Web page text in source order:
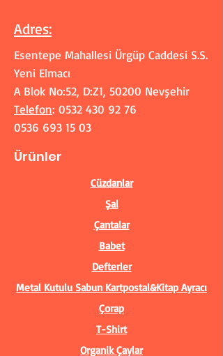
Adres:
Esentepe Mahallesi Ürgüp Caddesi S.S.
Yeni Elmacı
A Blok No:52, D:Z1, 50200 Nevşehir
Telefon: 0532 430 92 76
0536 693 15 03
Ürünler
Cüzdanlar
Şal
Çantalar
Babet
Defterler
Metal Kutulu Sabun Kartpostal&Kitap Ayracı
Çorap
T-Shirt
Organik Çaylar